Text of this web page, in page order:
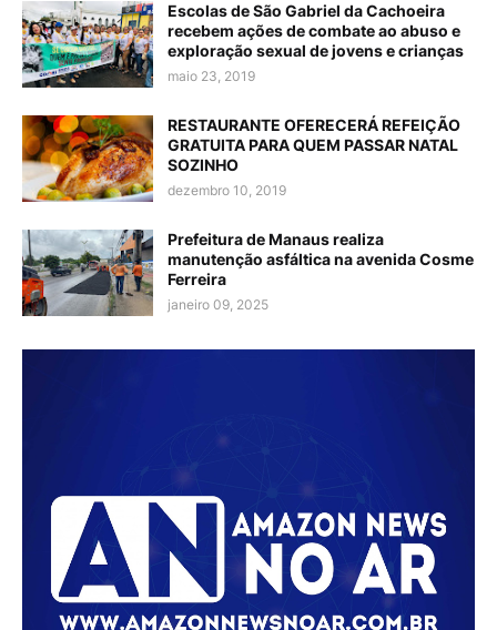
Escolas de São Gabriel da Cachoeira
recebem ações de combate ao abuso e
exploração sexual de jovens e crianças
maio 23, 2019
RESTAURANTE OFERECERÁ REFEIÇÃO
GRATUITA PARA QUEM PASSAR NATAL
SOZINHO
dezembro 10, 2019
Prefeitura de Manaus realiza
manutenção asfáltica na avenida Cosme
Ferreira
janeiro 09, 2025